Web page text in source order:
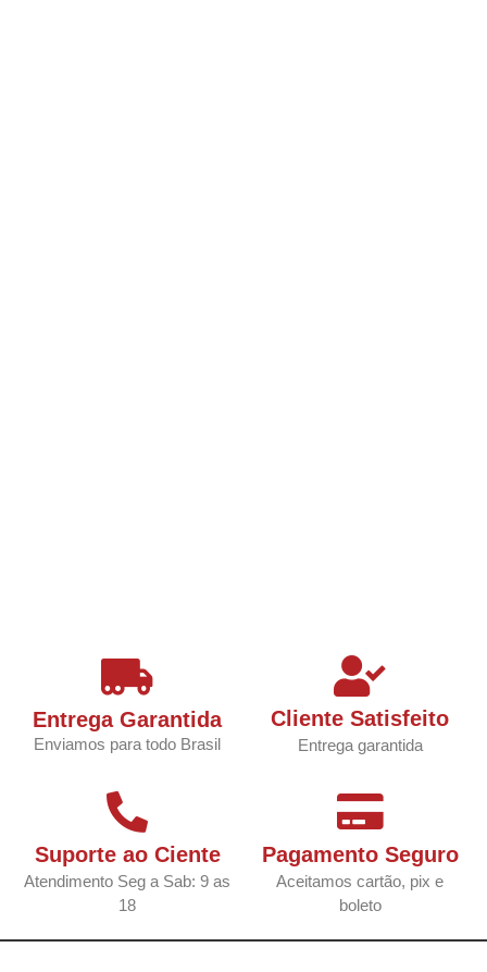
Entrega Garantida
Enviamos para todo Brasil
Cliente Satisfeito
Entrega garantida
Suporte ao Ciente
Atendimento Seg a Sab: 9 as
18
Pagamento Seguro
Aceitamos cartão, pix e
boleto